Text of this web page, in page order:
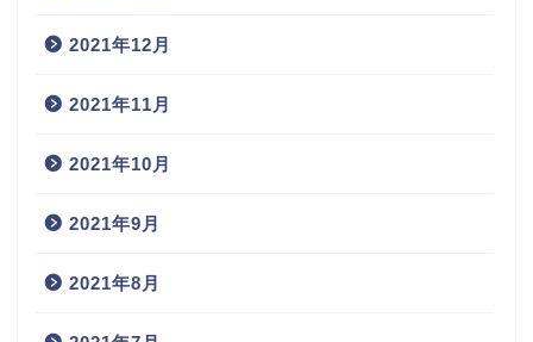
2021年12月
2021年11月
2021年10月
2021年9月
2021年8月